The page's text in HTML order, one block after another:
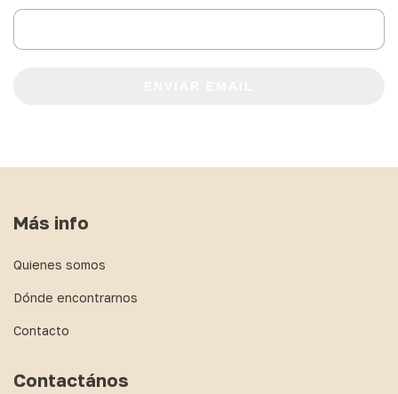
Más info
Quienes somos
Dónde encontrarnos
Contacto
Contactános